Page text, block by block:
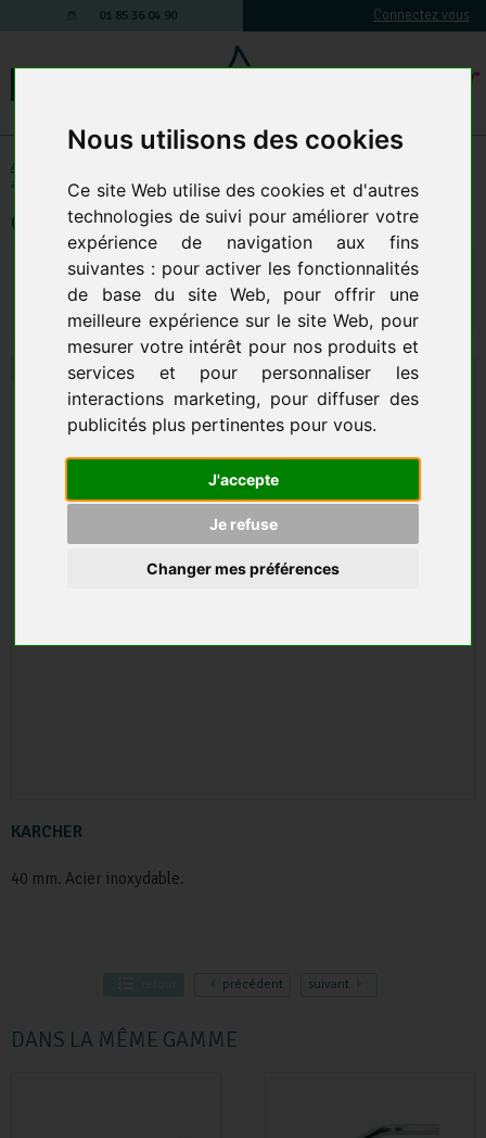
Nous utilisons des cookies
Ce site Web utilise des cookies et d'autres
technologies de suivi pour améliorer votre
expérience de navigation aux fins
suivantes : pour activer les fonctionnalités
de base du site Web, pour offrir une
meilleure expérience sur le site Web, pour
mesurer votre intérêt pour nos produits et
services et pour personnaliser les
interactions marketing, pour diffuser des
publicités plus pertinentes pour vous.
J'accepte
Je refuse
Changer mes préférences
01 85 36 04 90 Connectez vous
Accessoires et Composants
aspirateur
KARCHER
40 mm. Acier inoxydable.
Coude DN 40, acier inoxydable
:
48,79 € HT 48,20 € HT 58,55 € TTC 57,84 € TTC
AJOUTER AU PANIER
précédent suivant
DANS LA MÊME GAMME